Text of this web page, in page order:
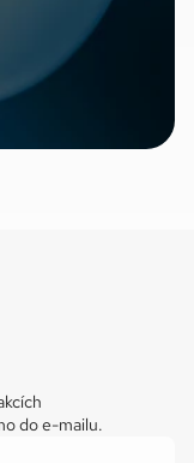
do e-mailu.